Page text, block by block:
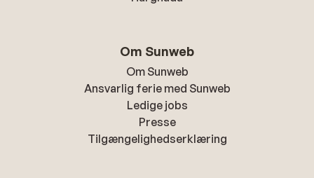
Om Sunweb
Om Sunweb
Ansvarlig ferie med Sunweb
Ledige jobs
Presse
Tilgængelighedserklæring